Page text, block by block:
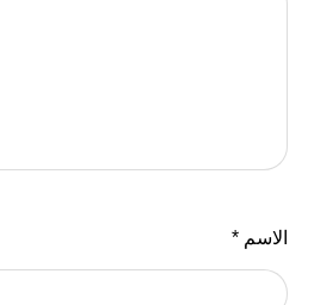
الاسم*